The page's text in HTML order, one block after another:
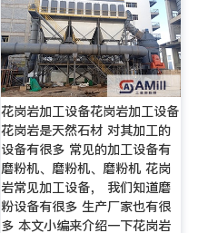
花岗岩加工设备花岗岩加工设备
花岗岩是天然石材 对其加工的
设备有很多 常见的加工设备有
磨粉机、磨粉机、磨粉机 花岗
岩常见加工设备， 我们知道磨
粉设备有很多 生产厂家也有很
多 本文小编来介绍一下花岗岩